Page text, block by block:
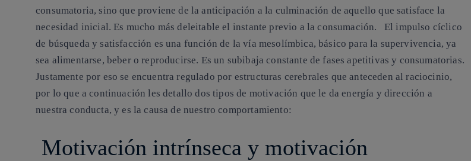
consumatoria, sino que proviene de la anticipación a la culminación de aquello que satisface la
necesidad inicial. Es mucho más deleitable el instante previo a la consumación. El impulso cíclico
de búsqueda y satisfacción es una función de la vía mesolímbica, básico para la supervivencia, ya
sea alimentarse, beber o reproducirse. Es un subibaja constante de fases apetitivas y consumatorias.
Justamente por eso se encuentra regulado por estructuras cerebrales que anteceden al raciocinio,
por lo que a continuación les detallo dos tipos de motivación que le da energía y dirección a
nuestra conducta, y es la causa de nuestro comportamiento:
Motivación intrínseca y motivación